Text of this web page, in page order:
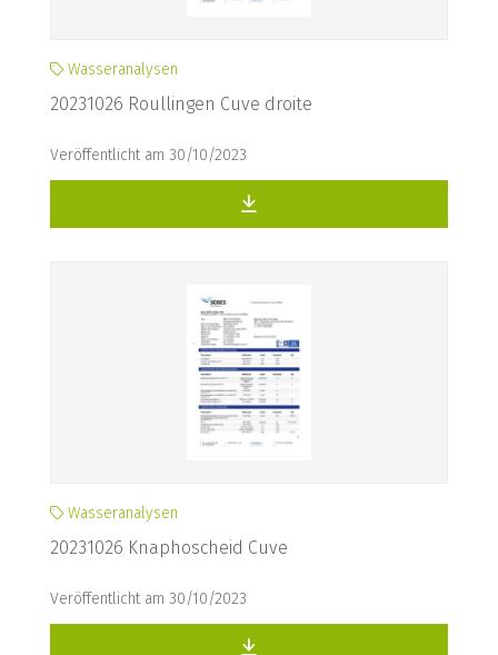
Wasseranalysen
20231026 Roullingen Cuve droite
Veröffentlicht am 30/10/2023
Wasseranalysen
20231026 Knaphoscheid Cuve
Veröffentlicht am 30/10/2023